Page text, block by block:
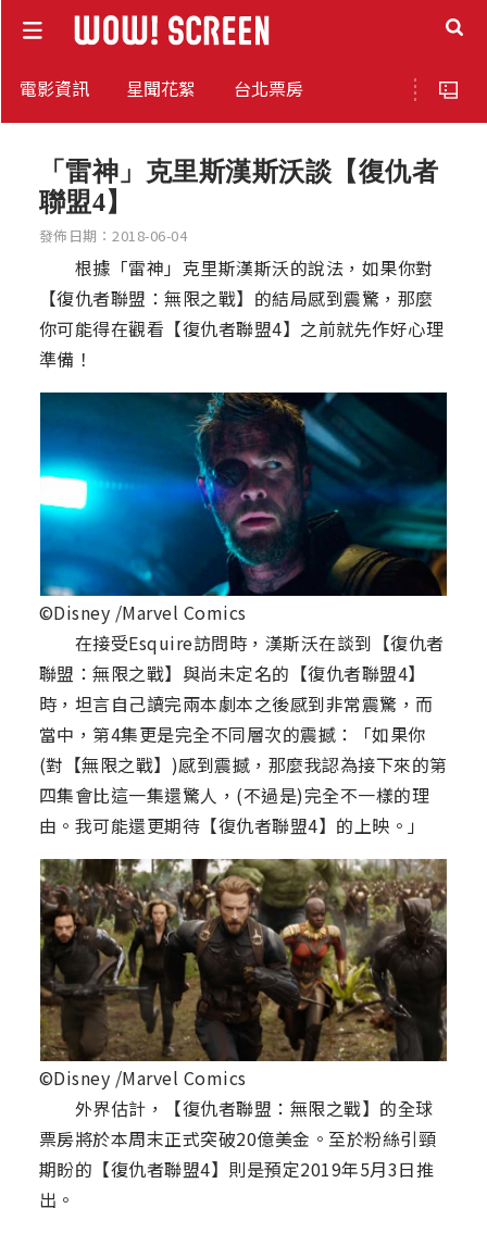
電影資訊 星聞花絮 台北票房
「雷神」克里斯漢斯沃談【復仇者
聯盟4】
發佈日期：2018-06-04
根據「雷神」克里斯漢斯沃的說法，如果你對
【復仇者聯盟：無限之戰】的結局感到震驚，那麼
你可能得在觀看【復仇者聯盟4】之前就先作好心理
準備！
©Disney /Marvel Comics
在接受Esquire訪問時，漢斯沃在談到【復仇者
聯盟：無限之戰】與尚未定名的【復仇者聯盟4】
時，坦言自己讀完兩本劇本之後感到非常震驚，而
當中，第4集更是完全不同層次的震撼：「如果你
(對【無限之戰】)感到震撼，那麼我認為接下來的第
四集會比這一集還驚人，(不過是)完全不一樣的理
由。我可能還更期待【復仇者聯盟4】的上映。」
©Disney /Marvel Comics
外界估計，【復仇者聯盟：無限之戰】的全球
票房將於本周末正式突破20億美金。至於粉絲引頸
期盼的【復仇者聯盟4】則是預定2019年5月3日推
出。